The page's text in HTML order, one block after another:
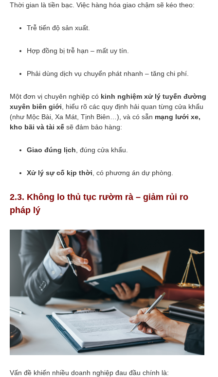
Thời gian là tiền bạc. Việc hàng hóa giao chậm sẽ kéo theo:
Trễ tiến độ sản xuất.
Hợp đồng bị trễ hạn – mất uy tín.
Phải dùng dịch vụ chuyển phát nhanh – tăng chi phí.
Một đơn vị chuyên nghiệp có kinh nghiệm xử lý tuyến đường
xuyên biên giới , hiểu rõ các quy định hải quan từng cửa khẩu
(như Mộc Bài, Xa Mát, Tịnh Biên…), và có sẵn mạng lưới xe,
kho bãi và tài xế sẽ đảm bảo hàng:
Giao đúng lịch , đúng cửa khẩu.
Xử lý sự cố kịp thời , có phương án dự phòng.
2.3. Không lo thủ tục rườm rà – giảm rủi ro
pháp lý
Vấn đề khiến nhiều doanh nghiệp đau đầu chính là: